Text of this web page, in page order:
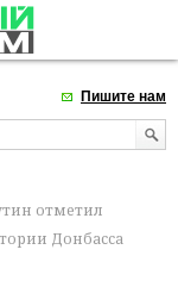
Пишите нам
отметил
Донбасса